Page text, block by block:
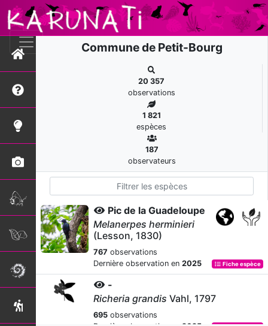
Commune de Petit-Bourg
20 357
observations
1 821
espèces
187
observateurs
Pic de la Guadeloupe
Melanerpes herminieri
(Lesson, 1830)
767 observations
Dernière observation en 2025 Fiche espèce
-
Richeria grandis Vahl, 1797
695 observations